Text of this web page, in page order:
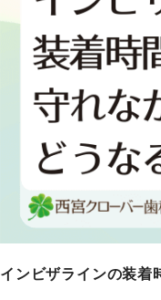
インビザラインの装着